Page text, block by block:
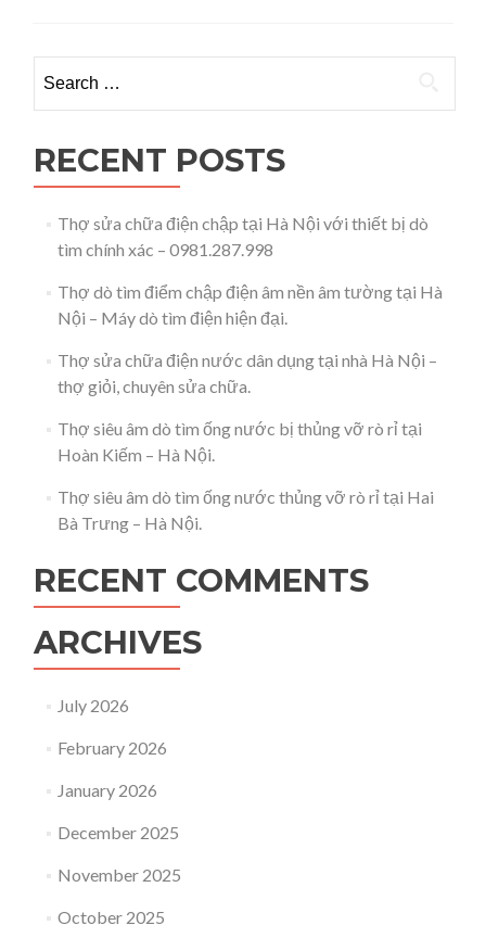
Hà
Nội
RECENT POSTS
Thợ sửa chữa điện chập tại Hà Nội với thiết bị dò
tìm chính xác – 0981.287.998
Thợ dò tìm điểm chập điện âm nền âm tường tại Hà
Nội – Máy dò tìm điện hiện đại.
Thợ sửa chữa điện nước dân dụng tại nhà Hà Nội –
thợ giỏi, chuyên sửa chữa.
Thợ siêu âm dò tìm ống nước bị thủng vỡ rò rỉ tại
Hoàn Kiếm – Hà Nội.
Thợ siêu âm dò tìm ống nước thủng vỡ rò rỉ tại Hai
Bà Trưng – Hà Nội.
RECENT COMMENTS
ARCHIVES
July 2026
February 2026
January 2026
December 2025
November 2025
October 2025